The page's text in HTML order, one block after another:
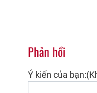
Phản hồi
Ý kiến của